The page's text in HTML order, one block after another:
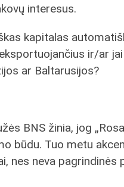
interesus.
kapitalas
ir/ar
ar Baltarusijos?
BNS žinia, jog
būdu. Tuo metu
nes neva pagrindinės